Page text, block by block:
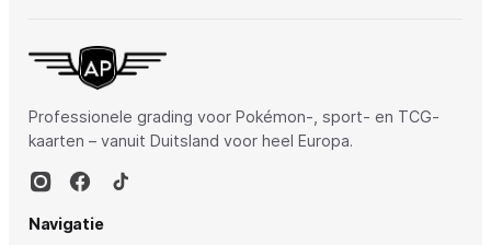
Professionele grading voor Pokémon-, sport- en TCG-
kaarten – vanuit Duitsland voor heel Europa.
Navigatie